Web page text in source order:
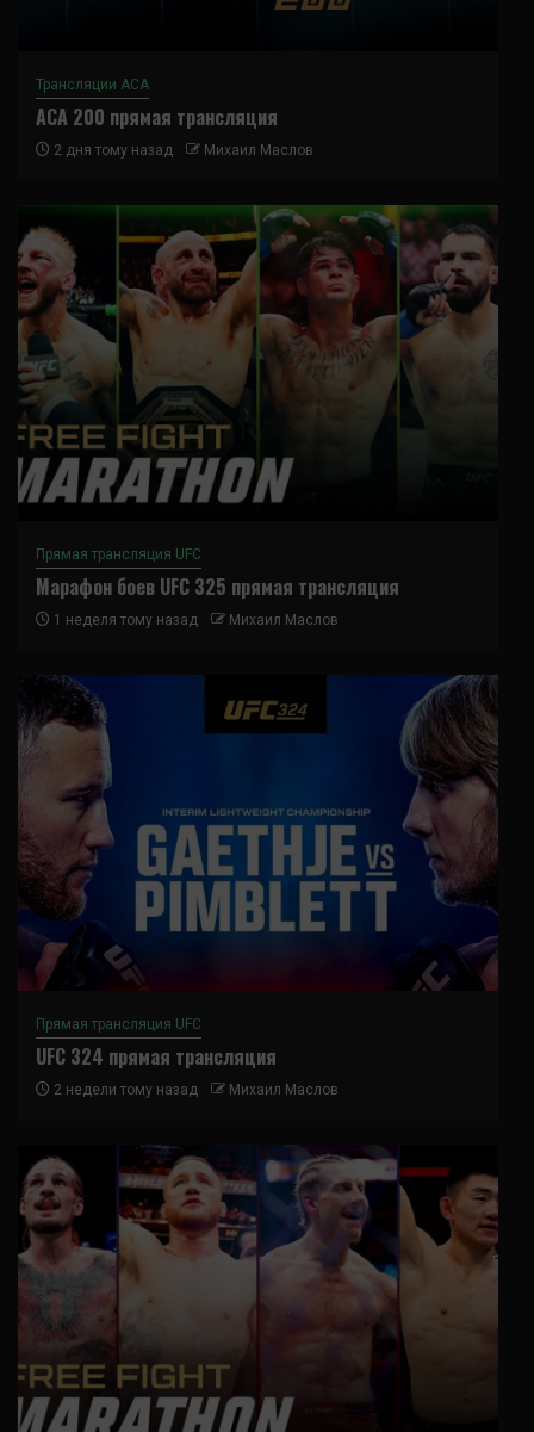
Трансляции ACA
ACA 200 прямая трансляция
2 дня тому назад Михаил Маслов
Прямая трансляция UFC
Марафон боев UFC 325 прямая трансляция
1 неделя тому назад Михаил Маслов
Прямая трансляция UFC
UFC 324 прямая трансляция
2 недели тому назад Михаил Маслов